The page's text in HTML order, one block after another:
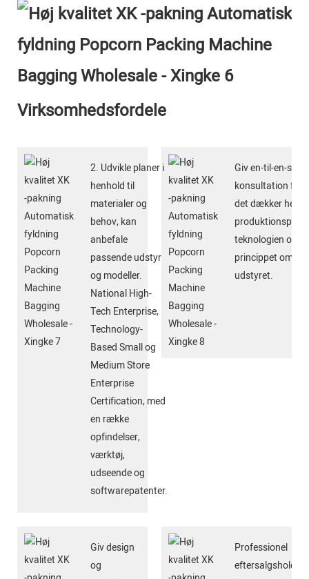
Virksomhedsfordele
2. Udvikle planer i
henhold til
materialer og
behov, kan
anbefale
passende udstyr
og modeller.
National High-
Tech Enterprise,
Technology-
Based Small og
Medium Store
Enterprise
Certification, med
en række
opfindelser,
værktøj,
udseende og
softwarepatenter.
Giv en-til-en-
konsultation før
det dækker hele
teknologien og
princippet om
udstyret.
Giv design
og
Professionel
eftersalgshold,